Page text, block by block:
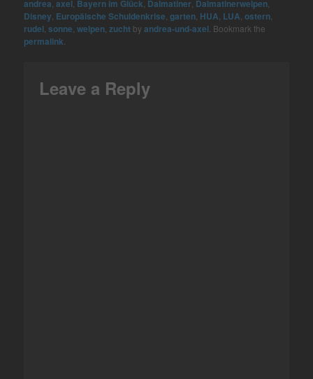
es spannend. Heute
zeigen wir Ihnen die
Einnahme der Milch-
Mahlzeit. Guten Appetit.
andrea ,axel Bayern im Glück Dalmatiner Dalmatinerwelpen
Disney Europäische Schuldenkrise ,garten HUA LUA ,ostern
rudel ,sonne ,welpen ,zucht byandrea-und-axel . Bookmark the
permalink
Leave a Reply